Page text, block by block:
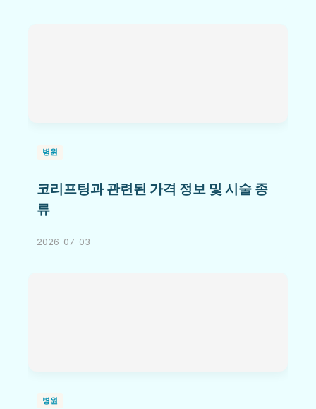
병원
코리프팅과 관련된 가격 정보 및 시술 종
류
2026-07-03
병원